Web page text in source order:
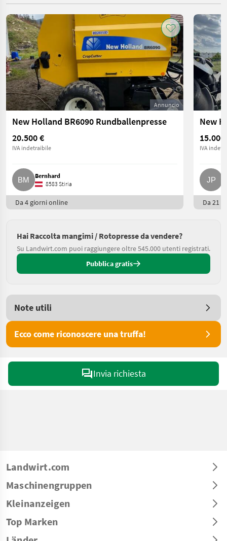
Annuncio
New Holland BR6090 Rundballenpresse
20.500 €
IVA indetraibile
Bernhard
8583 Stiria
Da 4 giorni online
New
15.000
IVA
Da 21
Hai Raccolta mangimi / Rotopresse da vendere?
Su Landwirt.com puoi raggiungere oltre 545.000 utenti registrati.
Pubblica gratis
Note utili
Ecco come riconoscere una truffa!
Invia richiesta
Landwirt.com
Maschinengruppen
Kleinanzeigen
Top Marken